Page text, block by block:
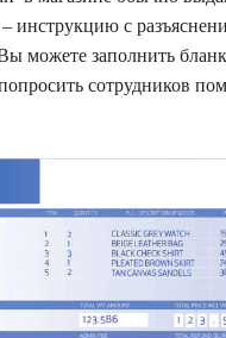
инструкцию с
можете заполнить бланк
сотрудников